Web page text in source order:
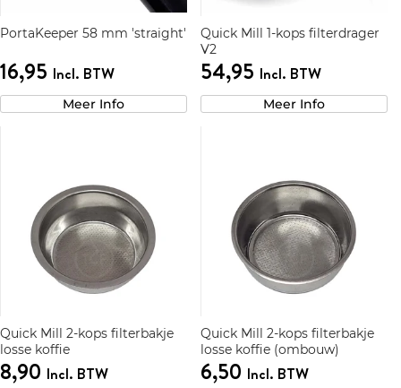
PortaKeeper 58 mm 'straight'
16,95 Incl. BTW
Meer Info
Quick Mill 1-kops filterdrager
V2
54,95 Incl. BTW
Meer Info
Quick Mill 2-kops filterbakje
losse koffie
8,90 Incl. BTW
Quick Mill 2-kops filterbakje
losse koffie (ombouw)
6,50 Incl. BTW